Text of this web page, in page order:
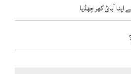
آبائ گھر چھڈیا